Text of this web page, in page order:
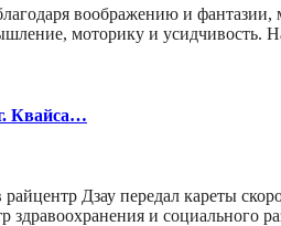
воображению и
моторику и
Квайса…
Дзау передал кареты
здравоохранения и социального